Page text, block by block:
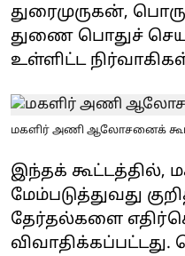
துரைமுருகன்,
துணை பொதுச்
உள்ளிட்ட
மகளிர் அணி ஆலோசனைக்
இந்தக் கூட்டத்தில்,
மேம்படுத்துவது
தேர்தல்களை